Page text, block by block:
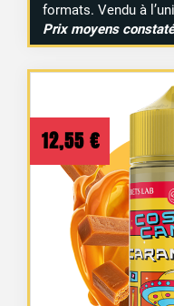
formats. Vendu à
Prix moyens
12,55 €